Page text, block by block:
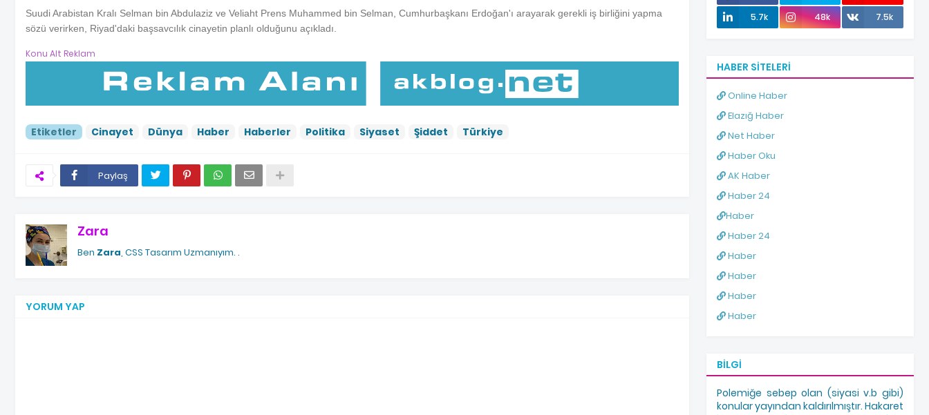
Suudi Arabistan Kralı Selman bin Abdulaziz ve Veliaht Prens Muhammed bin Selman, Cumhurbaşkanı Erdoğan'ı arayarak gerekli iş birliğini yapma
sözü verirken, Riyad'daki başsavcılık cinayetin planlı olduğunu açıkladı.
Konu Alt Reklam
Etiketler Cinayet Dünya Haber Haberler Politika Siyaset Şiddet Türkiye
Paylaş
Zara
Ben Zara , CSS Tasarım Uzmanıyım. .
YORUM YAP
12.0k
5.7k 48k 7.5k
HABER SITELERI
Online Haber
Elazığ Haber
Net Haber
Haber Oku
AK Haber
Haber 24
Haber
Haber 24
Haber
Haber
Haber
Haber
BILGI
Polemiğe sebep olan (siyasi v.b gibi)
konular yayından kaldırılmıştır. Hakaret